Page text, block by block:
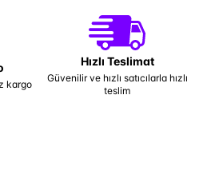
kargo
Hızlı Teslimat
Güvenilir ve hızlı satıcılarla hızlı
teslim